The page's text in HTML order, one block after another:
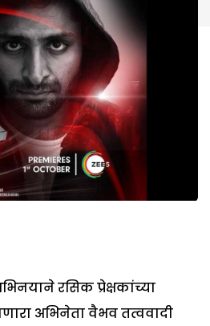
रसिक प्रेक्षकांच्या
अभिनेता वैभव तत्ववादी